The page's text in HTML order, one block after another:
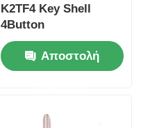
K2TF4 Key Shell
4Button
Αντικατάσταση
Κάλυψη Κάλυψης Για
Qin PLUS DM-i Qin
Αποστολή